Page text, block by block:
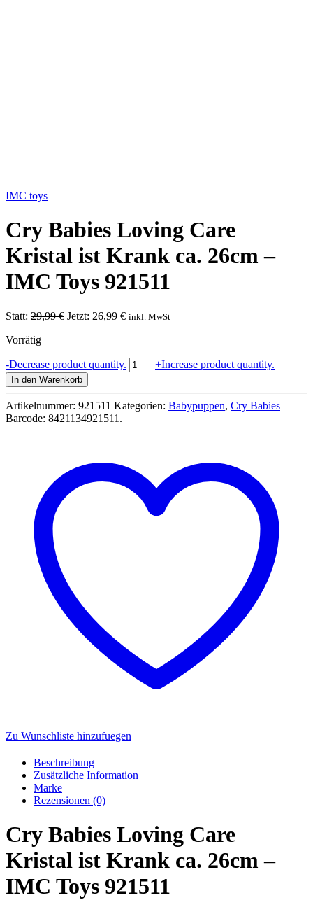
IMC toys
Cry Babies Loving Care
Kristal ist Krank ca. 26cm –
IMC Toys 921511
Statt: 29,99€ Ursprünglicher
Jetzt: 26,99 €Aktueller
inkl. MwSt
Vorrätig
-Decrease product quantity. Cry
Babies
Care
Kristal
IMC
Toys
921511
+Increase product quantity.
In den Warenkorb
Artikelnummer: 921511 Kategorien: Babypuppen, Cry Babies
Barcode: 8421134921511 .
Zu Wunschliste hinzufuegen
Beschreibung
Zusätzliche Information
Marke
Rezensionen (0)
Cry Babies Loving Care
Kristal ist Krank ca. 26cm –
IMC Toys 921511